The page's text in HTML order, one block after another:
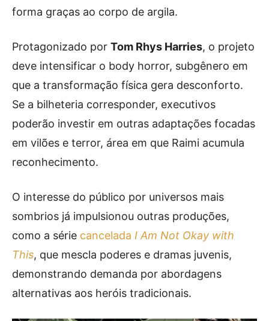
forma graças ao corpo de argila.
Protagonizado por Tom Rhys Harries, o projeto
deve intensificar o body horror, subgênero em
que a transformação física gera desconforto.
Se a bilheteria corresponder, executivos
poderão investir em outras adaptações focadas
em vilões e terror, área em que Raimi acumula
reconhecimento.
O interesse do público por universos mais
sombrios já impulsionou outras produções,
como a série cancelada I Am Not Okay with
This, que mescla poderes e dramas juvenis,
demonstrando demanda por abordagens
alternativas aos heróis tradicionais.